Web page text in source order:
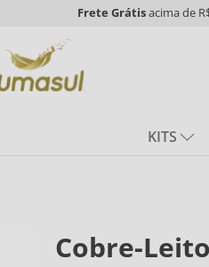
Frete Grátisacima de
KITS
Cobre-